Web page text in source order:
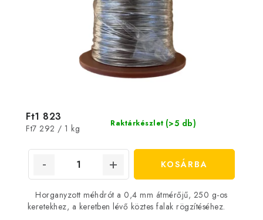
Raktárkészlet (>5 db)
Ft1 823
Egységár:
Ft7 292 / 1 kg
KOSÁRBA
Horganyzott méhdrót a 0,4 mm átmérőjű, 250 g-os
keretekhez, a keretben lévő köztes falak rögzítéséhez.